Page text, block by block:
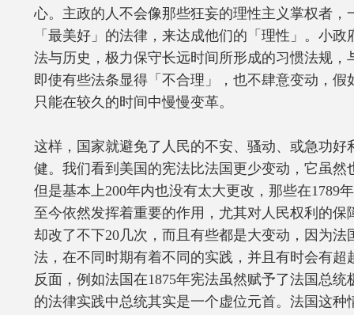
心。主政的人不会像那些狂妄的理性主义掌权者，
「最美好」的法律，来达成他们的「理性」。小
法与历史，极力保守长远时间所形成的习惯法规，
即使有些法条显得「不合理」，也不肆意变动，假
只能在较久的时间中慢慢变革。
这样，国家就避免了人民的不安、骚动、或急功好
健。我们看到美国的宪法比法国更少变动，它虽然
但是基本上200年内也没有太大更改，那些在1789
至今依然发挥着重要的作用，尤其对人民权利的保
却改了不下20几次，而且有些都是大变动，因为法
法，在不同时期有着不同的实践，并且有时会有超
反面，例如法国在1875年宪法虽然赋予了法国总
的法律实践中总统其实是一个虚位元首。法国这种